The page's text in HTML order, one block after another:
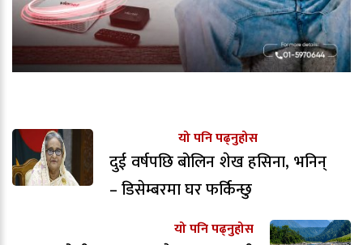
यो पनि पढ्नुहोस
दुई वर्षपछि बोलिन शेख हसिना, भनिन्
– डिसेम्बरमा घर फर्किन्छु
यो पनि पढ्नुहोस